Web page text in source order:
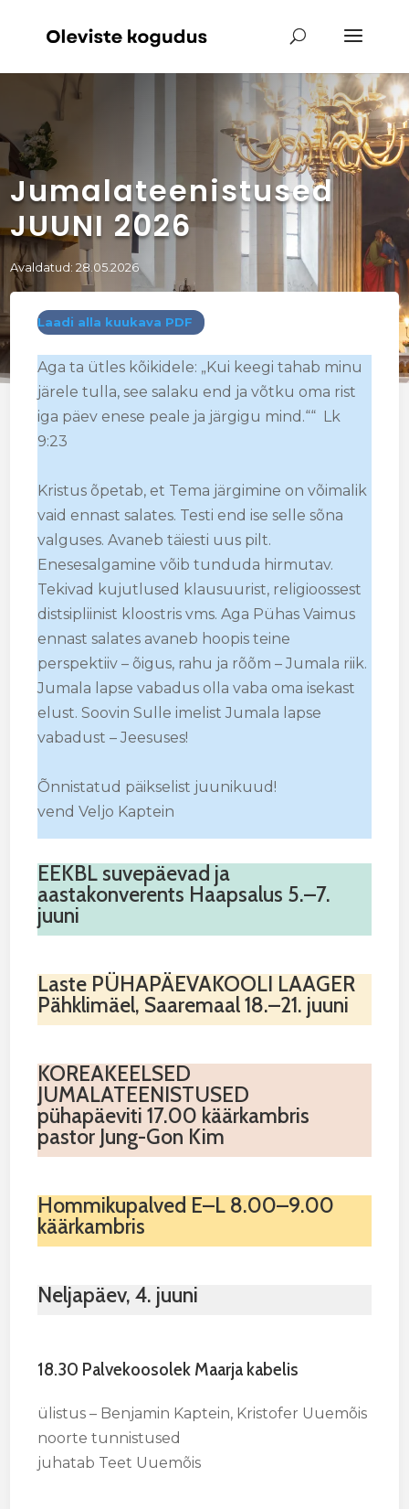
Jumalateenistused
JUUNI 2026
Avaldatud: 28.05.2026
Laadi alla kuukava PDF
Aga ta ütles kõikidele: „Kui keegi tahab minu
järele tulla, see salaku end ja võtku oma rist
iga päev enese peale ja järgigu mind.““ Lk
9:23
Kristus õpetab, et Tema järgimine on võimalik
vaid ennast salates. Testi end ise selle sõna
valguses. Avaneb täiesti uus pilt.
Enesesalgamine võib tunduda hirmutav.
Tekivad kujutlused klausuurist, religioossest
distsipliinist kloostris vms. Aga Pühas Vaimus
ennast salates avaneb hoopis teine
perspektiiv – õigus, rahu ja rõõm – Jumala riik.
Jumala lapse vabadus olla vaba oma isekast
elust. Soovin Sulle imelist Jumala lapse
vabadust – Jeesuses!
Õnnistatud päikselist juunikuud!
vend Veljo Kaptein
EEKBL suvepäevad ja
aastakonverents Haapsalus 5.–7.
juuni
Laste PÜHAPÄEVAKOOLI LAAGER
Pähklimäel, Saaremaal 18.–21. juuni
KOREAKEELSED
JUMALATEENISTUSED
pühapäeviti 17.00 käärkambris
pastor Jung-Gon Kim
Hommikupalved E–L 8.00–9.00
käärkambris
Neljapäev, 4. juuni
18.30 Palvekoosolek Maarja kabelis
ülistus – Benjamin Kaptein, Kristofer Uuemõis
noorte tunnistused
juhatab Teet Uuemõis